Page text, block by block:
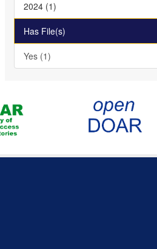
2024 (1)
Has File(s)
Yes (1)